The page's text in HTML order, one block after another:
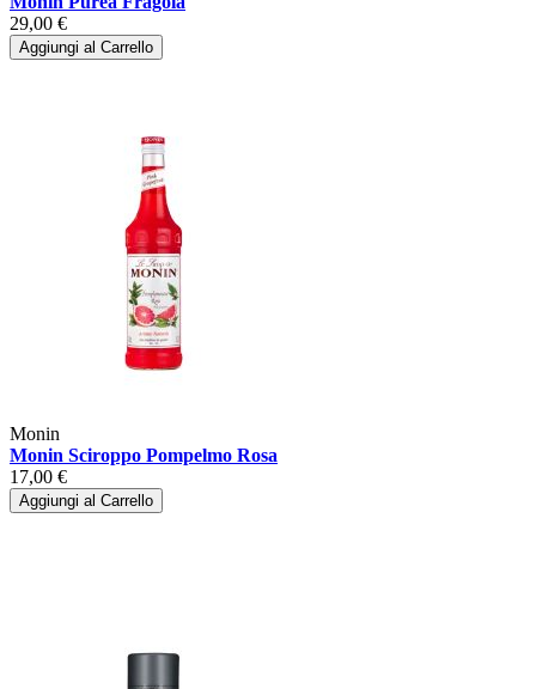
29,00 €
Aggiungi al Carrello
Monin
Monin Sciroppo Pompelmo Rosa
17,00 €
Aggiungi al Carrello